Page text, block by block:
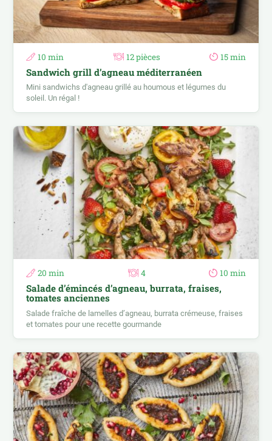
10 min 12 pièces 15 min
Sandwich grill d’agneau méditerranéen
Mini sandwichs d'agneau grillé au houmous et légumes du
soleil. Un régal !
20 min 4 10 min
Salade d’émincés d’agneau, burrata, fraises,
tomates anciennes
Salade fraîche de lamelles d’agneau, burrata crémeuse, fraises
et tomates pour une recette gourmande